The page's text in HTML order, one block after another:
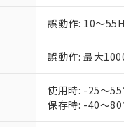
誤動作: 10～
誤動作: 最大
使用時: -25～
保存時: -40～
お客様が当
が、当社の
さい。
※当社の共同
※3 非含有証明
下記の非含有証明
EU RoHS指令（
51物質の非含有
※本証明書は発行
また、RoHS指
空
白
受注生